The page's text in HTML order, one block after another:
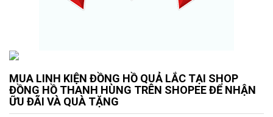
MUA LINH KIỆN ĐỒNG HỒ QUẢ LẮC TẠI SHOP
ĐỒNG HỒ THANH HÙNG TRÊN SHOPEE ĐỂ NHẬN
ỮU ĐÃI VÀ QUÀ TẶNG